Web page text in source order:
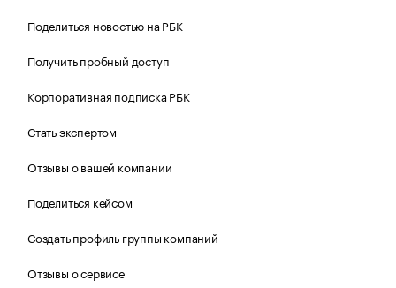
Поделиться новостью на РБК
Получить пробный доступ
Корпоративная подписка РБК
Стать экспертом
Отзывы о вашей компании
Поделиться кейсом
Создать профиль группы компаний
Отзывы о сервисе